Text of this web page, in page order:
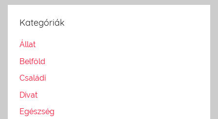
Kategóriák
Állat
Belföld
Családi
Divat
Egészség